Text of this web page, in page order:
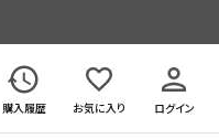
購入履歴
お気に入り ログイン